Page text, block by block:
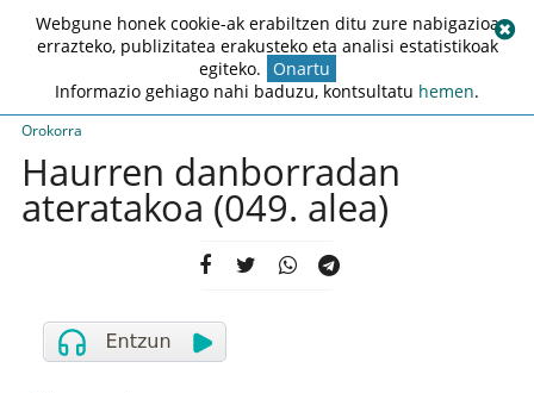
Orokorra
Haurren danborradan
ateratakoa (049. alea)
Webgune honek cookie-ak erabiltzen ditu zure nabigazioa
errazteko, publizitatea erakusteko eta analisi estatistikoak
egiteko. Onartu
Informazio gehiago nahi baduzu, kontsultatu hemen.